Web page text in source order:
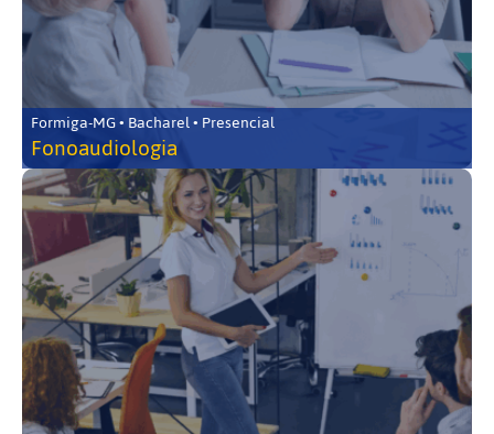
Formiga-MG • Bacharel • Presencial
Fonoaudiologia